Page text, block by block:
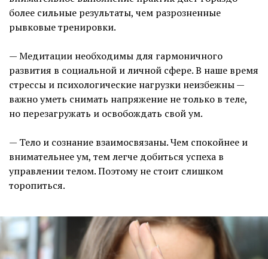
более сильные результаты, чем разрозненные
рывковые тренировки.
— Медитации необходимы для гармоничного
развития в социальной и личной сфере. В наше время
стрессы и психологические нагрузки неизбежны —
важно уметь снимать напряжение не только в теле,
но перезагружать и освобождать свой ум.
— Тело и сознание взаимосвязаны. Чем спокойнее и
внимательнее ум, тем легче добиться успеха в
управлении телом. Поэтому не стоит слишком
торопиться.